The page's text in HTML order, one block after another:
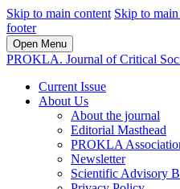
Skip to main content Skip to
footer
Open Menu
PROKLA. Journal of Critical
Current Issue
About Us
About the journal
Editorial Masthead
PROKLA
Newsletter
Scientific Advisory